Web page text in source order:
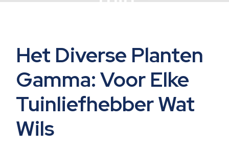
Het Diverse Planten
Gamma: Voor Elke
Tuinliefhebber Wat
Wils